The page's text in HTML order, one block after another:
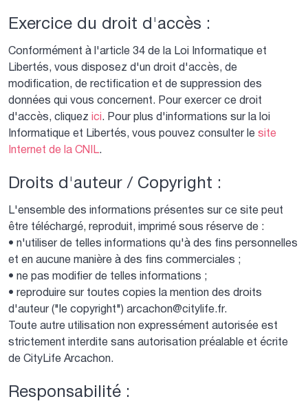
Exercice du droit d'accès :
Conformément à l'article 34 de la Loi Informatique et
Libertés, vous disposez d'un droit d'accès, de
modification, de rectification et de suppression des
données qui vous concernent. Pour exercer ce droit
d'accès, cliquez ici. Pour plus d'informations sur la loi
Informatique et Libertés, vous pouvez consulter lesite
Internet de la CNIL.
Droits d'auteur / Copyright :
L'ensemble des informations présentes sur ce site peut
être téléchargé, reproduit, imprimé sous réserve de :
• n'utiliser de telles informations qu'à des fins personnelles
et en aucune manière à des fins commerciales ;
• ne pas modifier de telles informations ;
• reproduire sur toutes copies la mention des droits
d'auteur ("le copyright") arcachon@citylife.fr.
Toute autre utilisation non expressément autorisée est
strictement interdite sans autorisation préalable et écrite
de CityLife Arcachon.
Responsabilité :